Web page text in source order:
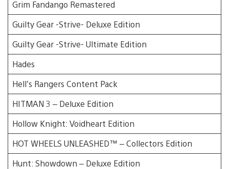
Grim Fandango Remastered
Guilty Gear -Strive- Deluxe Edition
Guilty Gear -Strive- Ultimate Edition
Hades
Hell’s Rangers Content Pack
HITMAN 3 – Deluxe Edition
Hollow Knight: Voidheart Edition
HOT WHEELS UNLEASHED™ – Collectors Edition
Hunt: Showdown – Deluxe Edition